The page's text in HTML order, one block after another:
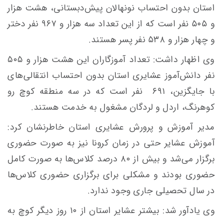
استان بدون احتساب نونهالان پیش‌دبستانی، هشت هزار
و ۵۰۵ نفر است که از این تعداد سه هزار و ۹۶۷ نفر دختر
و چهار هزار و ۵۳۸ نفر پسر هستند.
وی اظهار داشت: تعداد آموزگاران این هشت هزار و ۵۰۵
نفر دانش‌آموز عشایری استان بدون احتساب انتقالی‌های
با جایگزین، ۶۹۱ نفر است که در سه منطقه کوچ‌ رو
کوهرنگ، اردل و لردگان مشغول به خدمت هستند.
مدیر آموزش و پرورش عشایری استان خاطرنشان کرد:
آموزش عشایر حتی در زمان کرونا نیز به صورت حضوری
برگزار می‌شد و بیش از ۸۰ درصد کلاس‌ها به صورت کامل
حضوری بودند و مشکلی برای برگزاری حضوری کلاس‌ها
در سال تحصیلی جاری وجود ندارد.
وی یادآور شد: بیشتر عشایر استان از ۱۰ روز دیگر کوچ به